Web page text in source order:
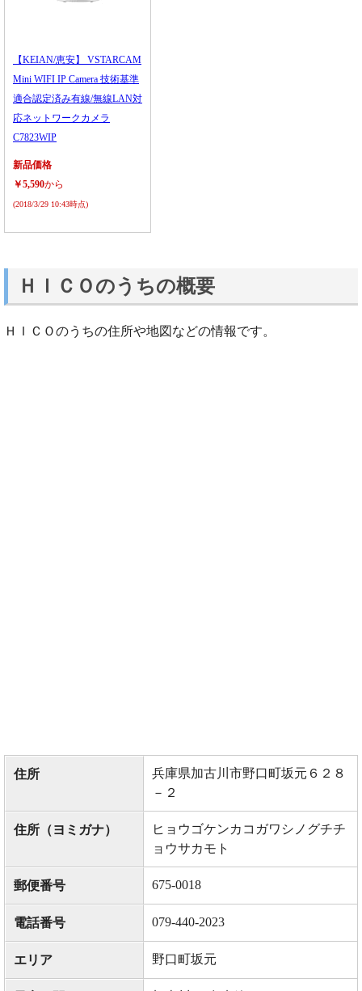
【KEIAN/恵安】 VSTARCAM
Mini WIFI IP Camera 技術基準
適合認定済み有線/無線LAN対
応ネットワークカメラ
C7823WIP
新品価格
￥5,590から
(2018/3/29 10:43時点)
ＨＩＣＯのうちの概要
ＨＩＣＯのうちの住所や地図などの情報です。
住所
兵庫県加古川市野口町坂元６２８
－２
住所（ヨミガナ）
ヒョウゴケンカコガワシノグチチ
ョウサカモト
郵便番号 675-0018
電話番号 079-440-2023
エリア 野口町坂元